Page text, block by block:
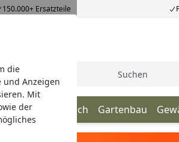
die
und Anzeigen
Mit
der
150.000+ Ersatzteile
Suche
Terrassendach Gartenbau